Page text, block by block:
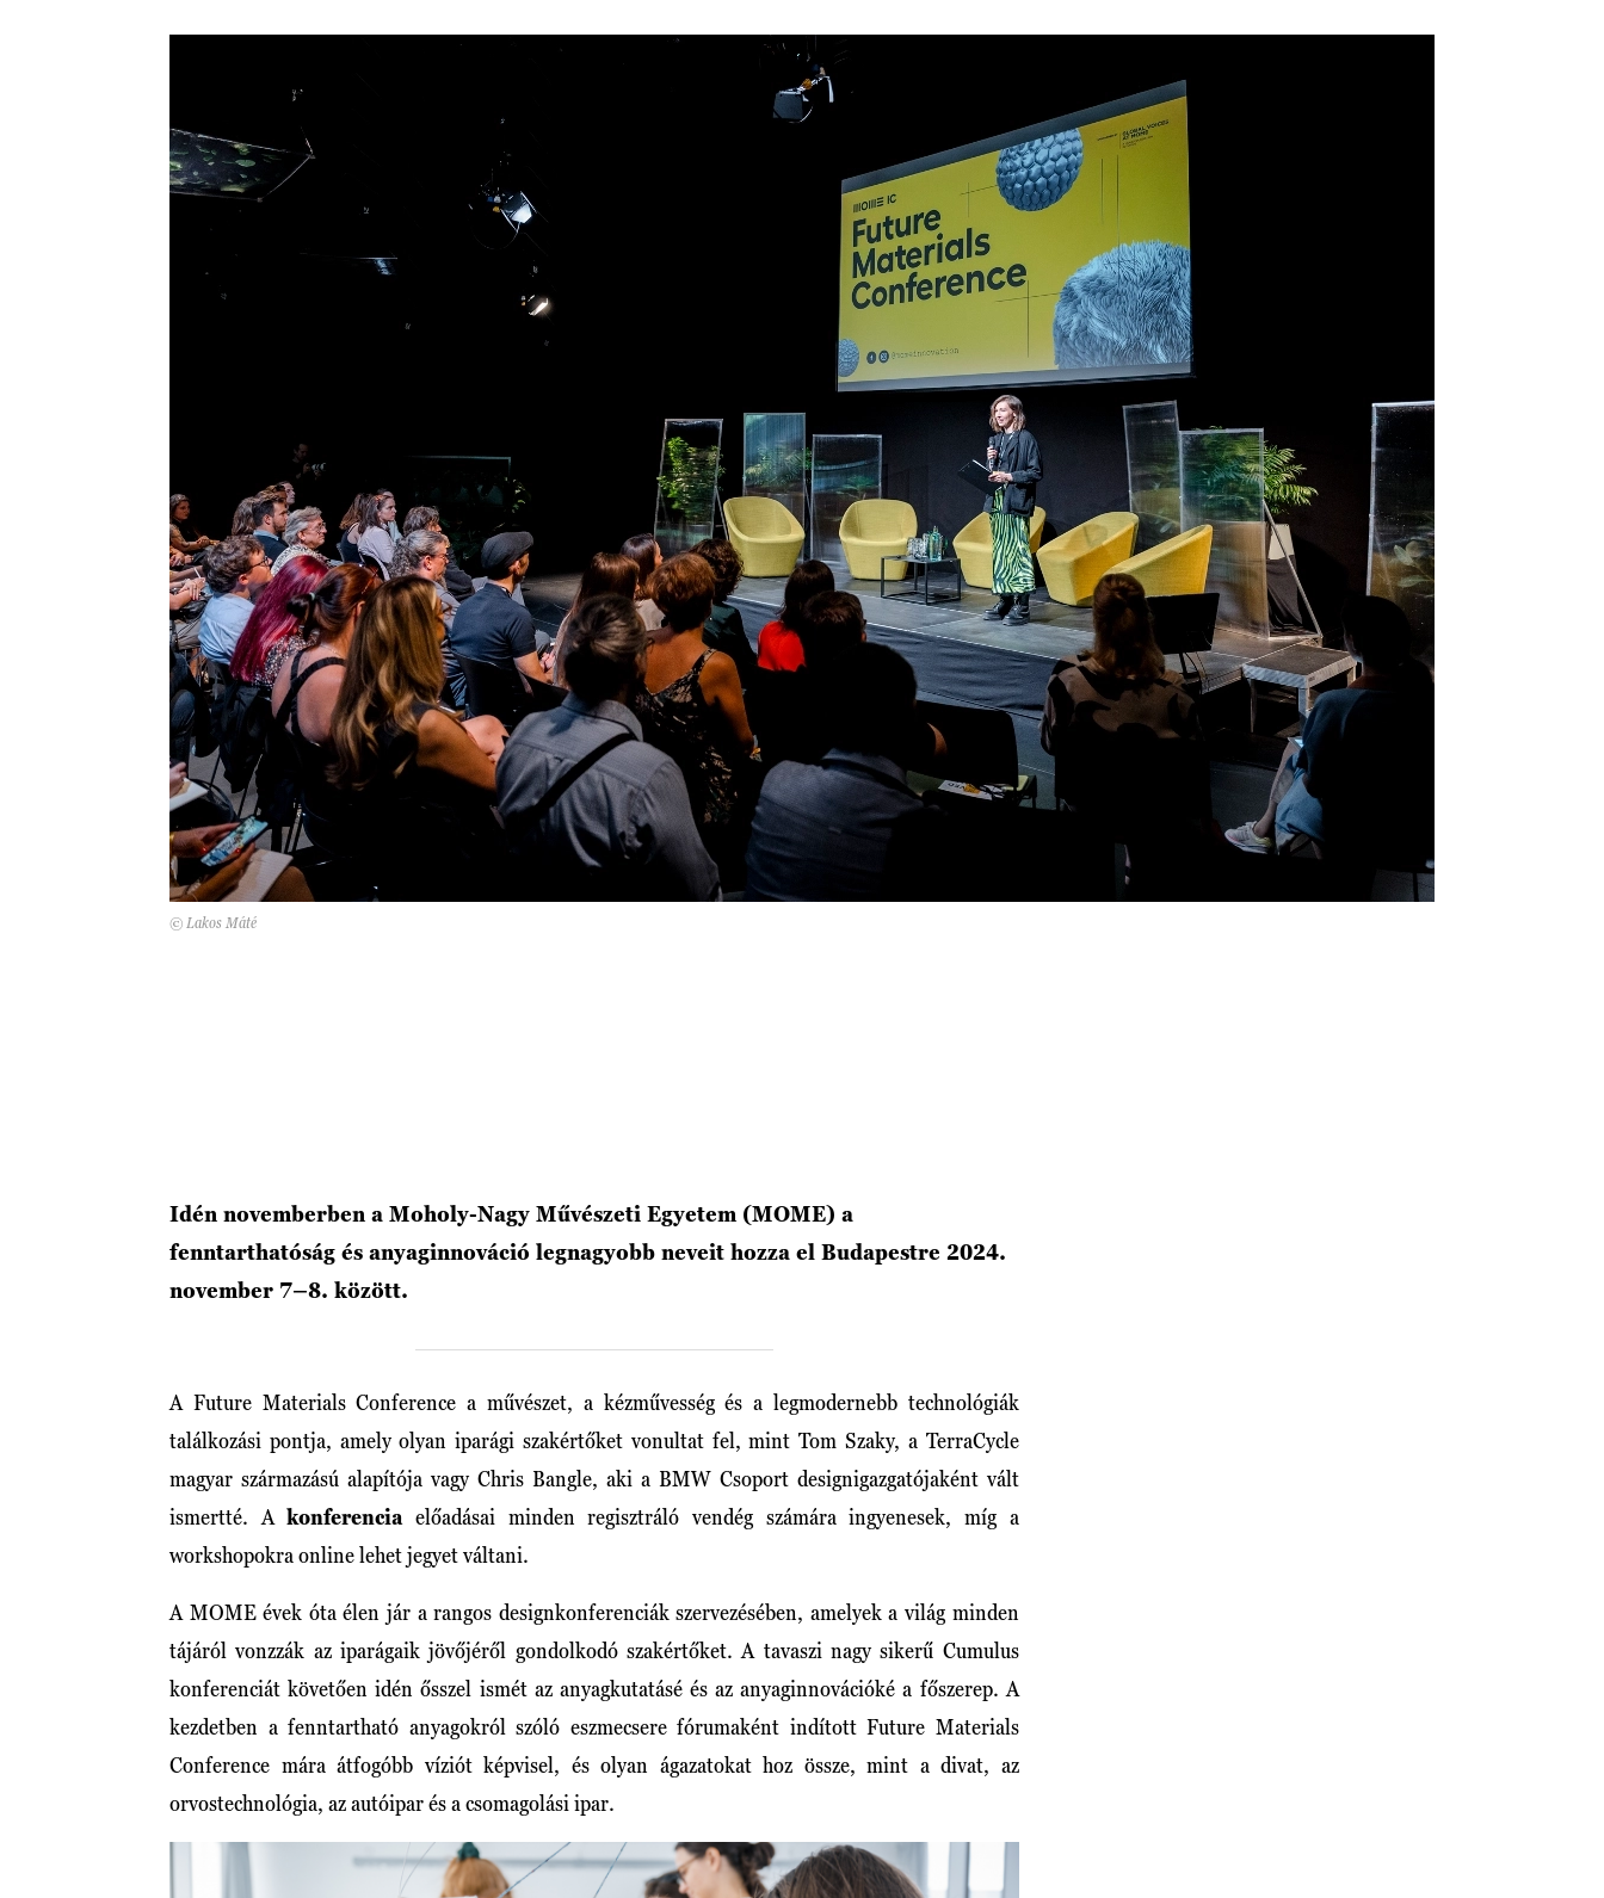
© Lakos Máté
Idén novemberben a Moholy-Nagy Művészeti Egyetem (MOME) a
fenntarthatóság és anyaginnováció legnagyobb neveit hozza el Budapestre 2024.
november 7–8. között.
A Future Materials Conference a művészet, a kézművesség és a legmodernebb technológiák
találkozási pontja, amely olyan iparági szakértőket vonultat fel, mint Tom Szaky, a TerraCycle
magyar származású alapítója vagy Chris Bangle, aki a BMW Csoport designigazgatójaként vált
ismertté. Akonferencia előadásai minden regisztráló vendég számára ingyenesek, míg a
workshopokra online lehet jegyet váltani.
A MOME évek óta élen jár a rangos designkonferenciák szervezésében, amelyek a világ minden
tájáról vonzzák az iparágaik jövőjéről gondolkodó szakértőket. A tavaszi nagy sikerű Cumulus
konferenciát követően idén ősszel ismét az anyagkutatásé és az anyaginnovációké a főszerep. A
kezdetben a fenntartható anyagokról szóló eszmecsere fórumaként indított Future Materials
Conference mára átfogóbb víziót képvisel, és olyan ágazatokat hoz össze, mint a divat, az
orvostechnológia, az autóipar és a csomagolási ipar.